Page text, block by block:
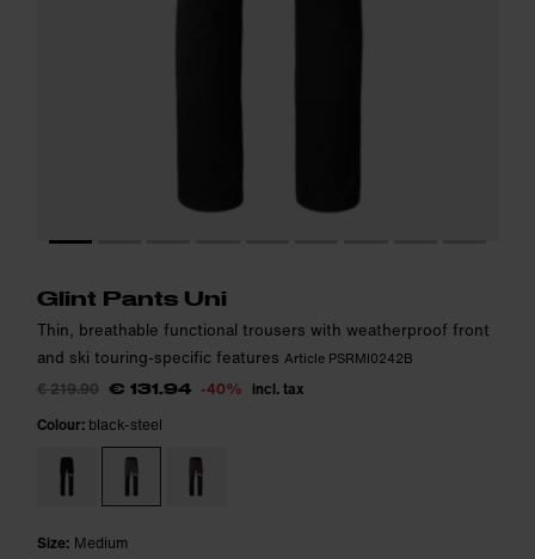
Glint Pants Uni
Thin, breathable functional trousers with weatherproof front
and ski touring-specific features Article PSRMI0242B
€ 219.90 € 131.94 -40% incl. tax
Colour: black-steel
Size: Medium